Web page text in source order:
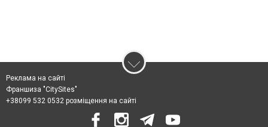
Реклама на сайті
Франшиза "CitySites"
+38099 532 0532 розміщення на сайті